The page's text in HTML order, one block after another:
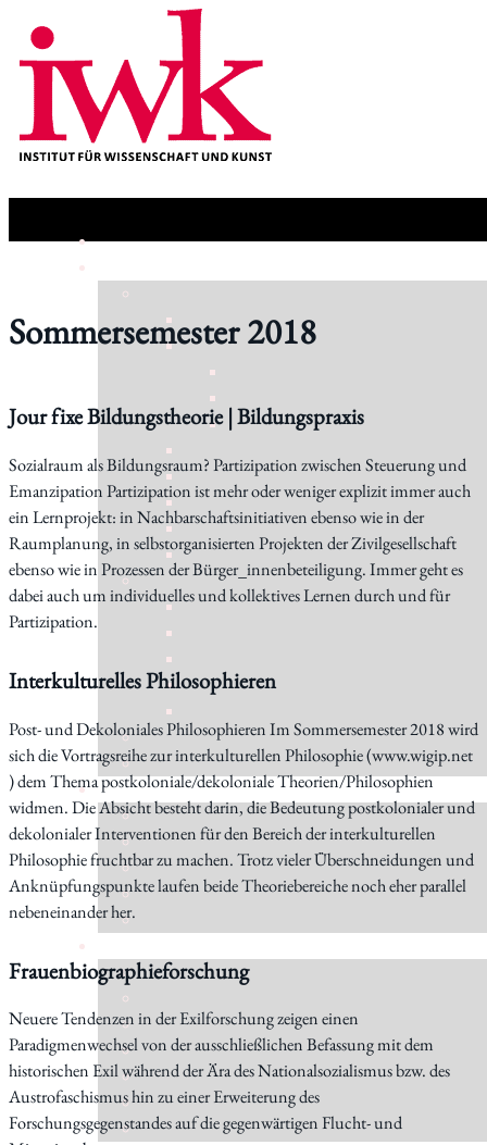
Sommersemester 2018
Jour fixe Bildungstheorie | Bildungspraxis
Sozialraum als Bildungsraum? Partizipation zwischen Steuerung und
Emanzipation Partizipation ist mehr oder weniger explizit immer auch
ein Lernprojekt: in Nachbarschaftsinitiativen ebenso wie in der
Raumplanung, in selbstorganisierten Projekten der Zivilgesellschaft
ebenso wie in Prozessen der Bürger_innenbeteiligung. Immer geht es
dabei auch um individuelles und kollektives Lernen durch und für
Partizipation.
Interkulturelles Philosophieren
Post- und Dekoloniales Philosophieren Im Sommersemester 2018 wird
sich die Vortragsreihe zur interkulturellen Philosophie (www.wigip.net
) dem Thema postkoloniale/dekoloniale Theorien/Philosophien
widmen. Die Absicht besteht darin, die Bedeutung postkolonialer und
dekolonialer Interventionen für den Bereich der interkulturellen
Philosophie fruchtbar zu machen. Trotz vieler Überschneidungen und
Anknüpfungspunkte laufen beide Theoriebereiche noch eher parallel
nebeneinander her.
Frauenbiographieforschung
Neuere Tendenzen in der Exilforschung zeigen einen
Paradigmenwechsel von der ausschließlichen Befassung mit dem
historischen Exil während der Ära des Nationalsozialismus bzw. des
Austrofaschismus hin zu einer Erweiterung des
Forschungsgegenstandes auf die gegenwärtigen Flucht- und